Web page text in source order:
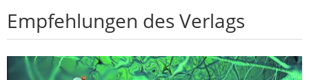
Empfehlungen des Verlags